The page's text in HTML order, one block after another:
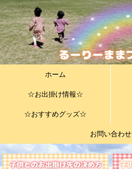
ホーム
☆お出掛け情報☆
☆おすすめグッズ☆
お問い合わせ